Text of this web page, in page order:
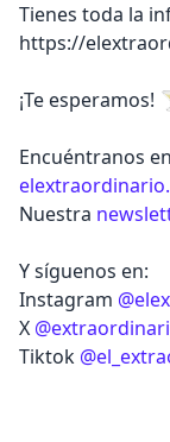
Tienes toda la
https://
¡Te esperamos!
Encuéntranos
Nuestra
Y síguenos en:
Instagram
X
Tiktok